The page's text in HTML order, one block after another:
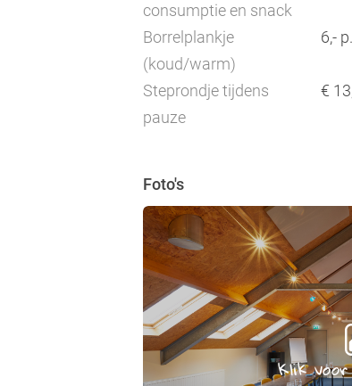
consumptie en snack
Borrelplankje
(koud/warm)
6,-
Steprondje tijdens
pauze
€
Foto's
Klik